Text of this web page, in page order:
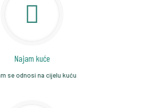
Najam kuće
se odnosi na cijelu kuću